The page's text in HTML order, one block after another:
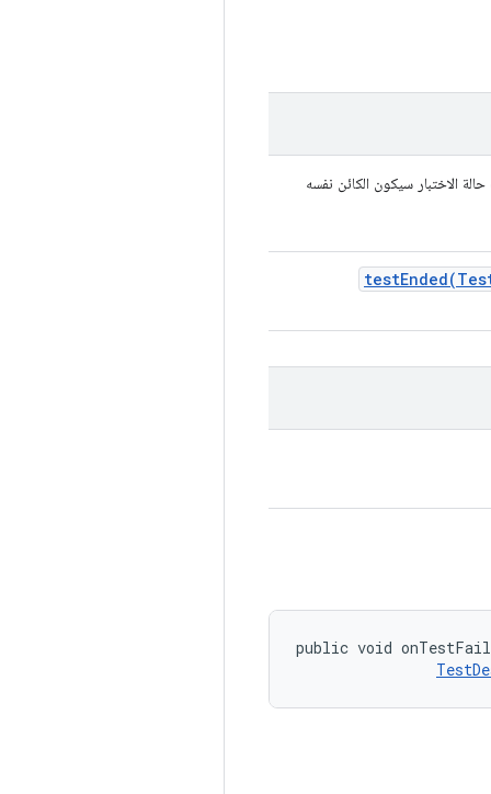
الاختبار سيكون الكائن نفسه
testEnded(
public void